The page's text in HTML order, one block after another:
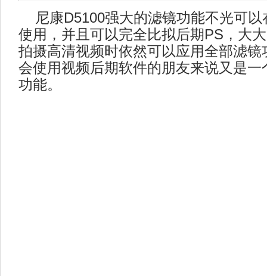
尼康D5100强大的滤镜功能不光可以
使用，并且可以完全比拟后期PS，大
拍摄高清视频时依然可以应用全部滤镜
会使用视频后期软件的朋友来说又是一
功能。